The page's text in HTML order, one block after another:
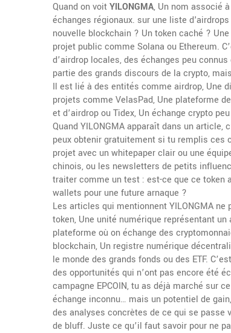
Quand on voitYILONGMA, Un nom associé
échanges régionaux. sur une liste
nouvelle blockchain ? Un token caché ?
projet public comme Solana ou Ethereum.
d’airdrop locales, des échanges peu
partie des grands discours de la crypto,
Il est lié à des entités comme airdrop, Une
projets comme VelasPad, Une plateforme
et d’airdropouTidex, Un échange crypto
Quand YILONGMA apparaît dans un
peux obtenir gratuitement si tu remplis ces
projet avec un whitepaper clair ou une
chinois, ou les newsletters de petits
traiter comme un test : est-ce que ce token
wallets pour une future arnaque ?
Les articles qui mentionnent YILONGMA
token, Une unité numérique représentant
plateforme où on échange des
blockchain, Un registre numérique
le monde des grands fonds ou des ETF.
des opportunités qui n’ont pas encore été
campagne EPCOIN, tu as déjà marché sur
échange inconnu… mais un potentiel de
des analyses concrètes de ce qui se
de bluff. Juste ce qu’il faut savoir pour ne